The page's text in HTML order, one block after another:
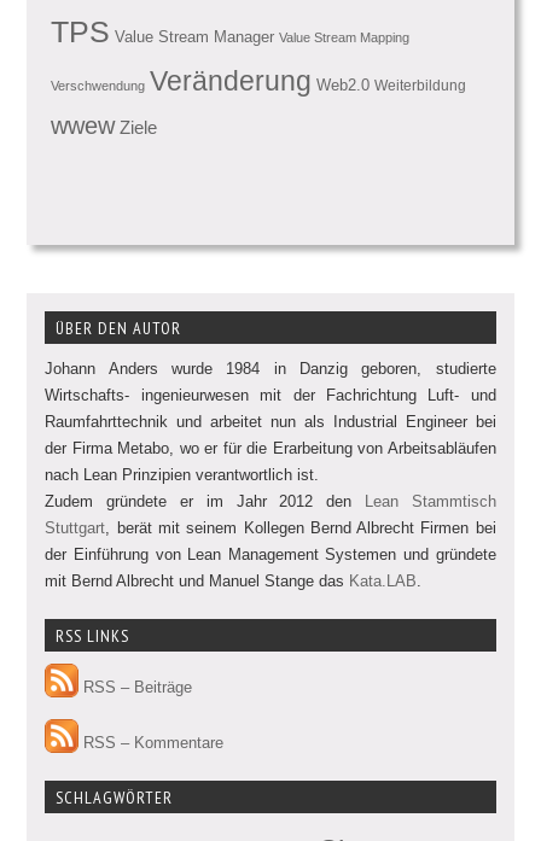
TPS Value Stream Manager Value Stream Mapping
Verschwendung Veränderung Web2.0 Weiterbildung
wwew Ziele
ÜBER DEN AUTOR
Johann Anders wurde 1984 in Danzig geboren, studierte
Wirtschafts- ingenieurwesen mit der Fachrichtung Luft- und
Raumfahrttechnik und arbeitet nun als Industrial Engineer bei
der Firma Metabo, wo er für die Erarbeitung von Arbeitsabläufen
nach Lean Prinzipien verantwortlich ist.
Zudem gründete er im Jahr 2012 den Lean Stammtisch
Stuttgart , berät mit seinem Kollegen Bernd Albrecht Firmen bei
der Einführung von Lean Management Systemen und gründete
mit Bernd Albrecht und Manuel Stange das Kata.LAB
RSS LINKS
RSS – Beiträge
RSS – Kommentare
SCHLAGWÖRTER